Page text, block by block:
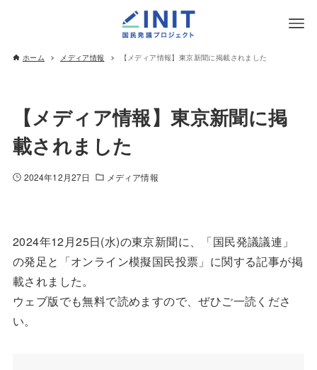
ホーム メディア情報 【メディア情報】東京新聞に掲載されました
【メディア情報】東京新聞に掲
載されました
2024年12月27日 メディア情報
2024年12月25日(水)の東京新聞に、「国民発議議連」
の発足と「オンライン模擬国民投票」に関する記事が掲
載されました。
ウェブ版でも無料で読めますので、ぜひご一読くださ
い。